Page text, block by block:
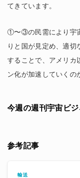
てきています。
①〜③の民需により宇
りと国が見定め、適
することで、アメリカ
ン化が加速していくの
今週の週刊宇宙ビ
参考記事
輸送